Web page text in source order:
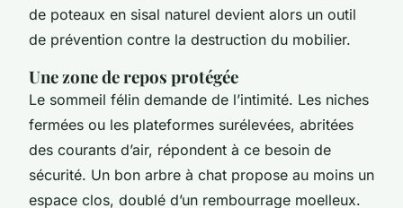
de poteaux en sisal naturel devient alors un outil
de prévention contre la destruction du mobilier.
Une zone de repos protégée
Le sommeil félin demande de l’intimité. Les niches
fermées ou les plateformes surélevées, abritées
des courants d’air, répondent à ce besoin de
sécurité. Un bon arbre à chat propose au moins un
espace clos, doublé d’un rembourrage moelleux.